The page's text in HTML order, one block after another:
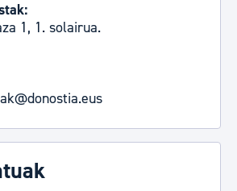
1, 1. solairua.